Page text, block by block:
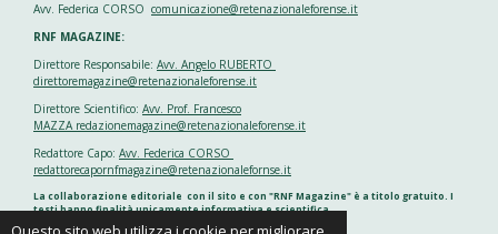
Avv. Federica CORSO comunicazione@retenazionaleforense.it
RNF MAGAZINE:
Direttore Responsabile: Avv. Angelo RUBERTO
direttoremagazine@retenazionaleforense.it
Direttore Scientifico: Avv. Prof. Francesco
MAZZA redazionemagazine@retenazionaleforense.it
Redattore Capo: Avv. Federica CORSO
redattorecapornfmagazine@retenazionalefornse.it
La collaborazione editoriale con il sito e con "RNF Magazine" è a titolo gratuito. I
testi hanno finalità unicamente informativa e scientifica